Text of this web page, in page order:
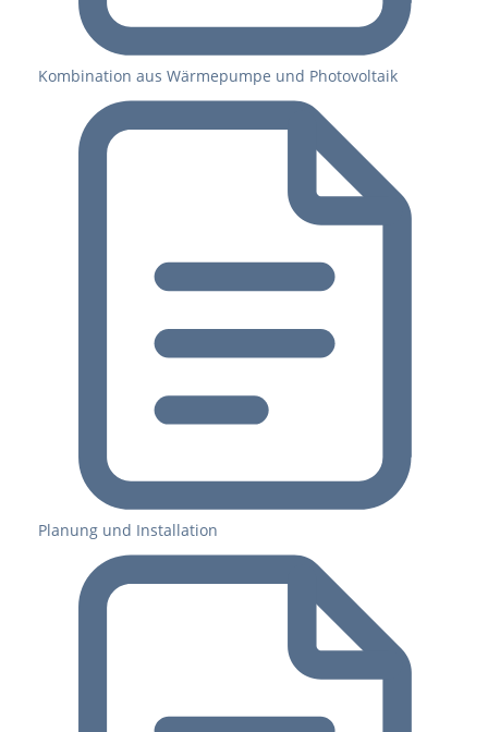
Kombination aus Wärmepumpe und Photovoltaik
Planung und Installation